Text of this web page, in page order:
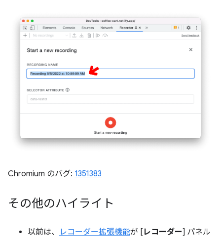
Chromium のバグ: 1351383
その他のハイライト
以前は、 レコーダー拡張機能が [ レコーダー] パネル